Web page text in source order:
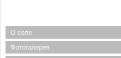
О селе
Фотогалерея